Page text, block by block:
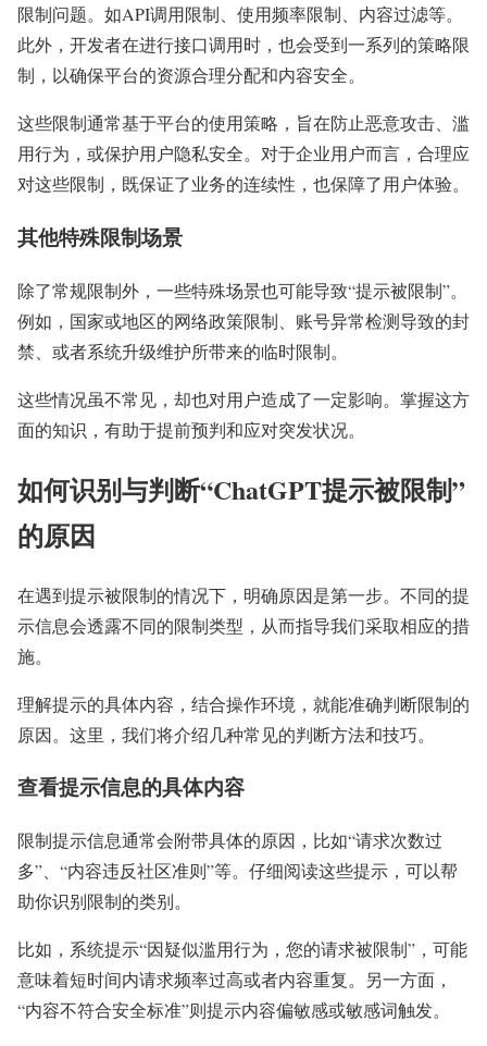
限制问题。如API调用限制、使用频率限制、内容过滤等。
此外，开发者在进行接口调用时，也会受到一系列的策略限
制，以确保平台的资源合理分配和内容安全。
这些限制通常基于平台的使用策略，旨在防止恶意攻击、滥
用行为，或保护用户隐私安全。对于企业用户而言，合理应
对这些限制，既保证了业务的连续性，也保障了用户体验。
其他特殊限制场景
除了常规限制外，一些特殊场景也可能导致“提示被限制”。
例如，国家或地区的网络政策限制、账号异常检测导致的封
禁、或者系统升级维护所带来的临时限制。
这些情况虽不常见，却也对用户造成了一定影响。掌握这方
面的知识，有助于提前预判和应对突发状况。
如何识别与判断“ChatGPT提示被限制”
的原因
在遇到提示被限制的情况下，明确原因是第一步。不同的提
示信息会透露不同的限制类型，从而指导我们采取相应的措
施。
理解提示的具体内容，结合操作环境，就能准确判断限制的
原因。这里，我们将介绍几种常见的判断方法和技巧。
查看提示信息的具体内容
限制提示信息通常会附带具体的原因，比如“请求次数过
多”、“内容违反社区准则”等。仔细阅读这些提示，可以帮
助你识别限制的类别。
比如，系统提示“因疑似滥用行为，您的请求被限制”，可能
意味着短时间内请求频率过高或者内容重复。另一方面，
“内容不符合安全标准”则提示内容偏敏感或敏感词触发。